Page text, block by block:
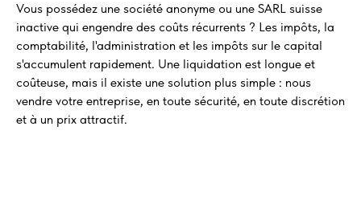
Vous possédez une société anonyme ou une SARL suisse
inactive qui engendre des coûts récurrents ? Les impôts, la
comptabilité, l'administration et les impôts sur le capital
s'accumulent rapidement. Une liquidation est longue et
coûteuse, mais il existe une solution plus simple : nous
vendre votre entreprise, en toute sécurité, en toute discrétion
et à un prix attractif.